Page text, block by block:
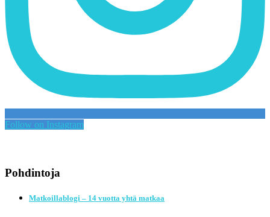
Follow on Instagram
Pohdintoja
Matkoillablogi – 14 vuotta yhtä matkaa